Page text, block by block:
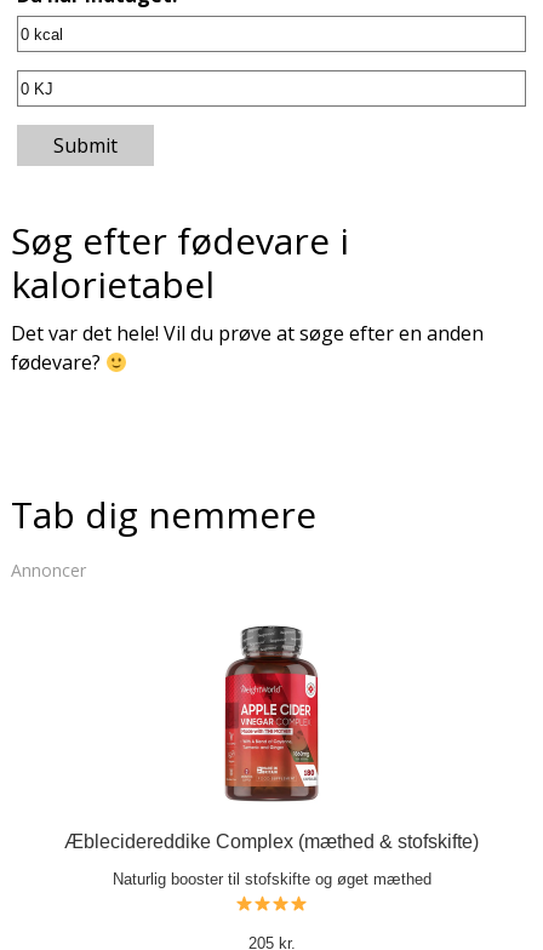
Submit
Søg efter fødevare i
kalorietabel
Det var det hele! Vil du prøve at søge efter en anden
fødevare?
Tab dig nemmere
Annoncer
Æblecidereddike Complex (mæthed & stofskifte)
Naturlig booster til stofskifte og øget mæthed
205 kr.